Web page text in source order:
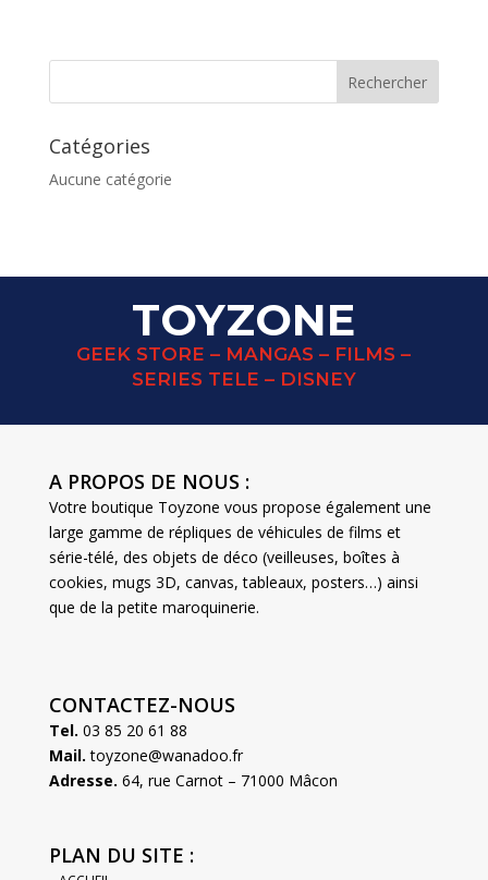
était :
est :
Catégories
Aucune catégorie
TOYZONE
GEEK STORE – MANGAS – FILMS –
SERIES TELE – DISNEY
A PROPOS DE NOUS :
Votre boutique Toyzone vous propose également une
large gamme de répliques de véhicules de films et
série-télé, des objets de déco (veilleuses, boîtes à
cookies, mugs 3D, canvas, tableaux, posters…) ainsi
que de la petite maroquinerie.
CONTACTEZ-NOUS
Tel. 03 85 20 61 88
Mail. toyzone@wanadoo.fr
Adresse. 64, rue Carnot – 71000 Mâcon
PLAN DU SITE :